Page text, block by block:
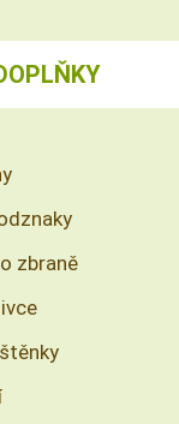
zbraně